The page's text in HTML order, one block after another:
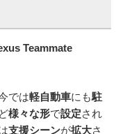
Teammate
では軽自動車にも駐
様々な形で設定され
支援シーンが拡大さ